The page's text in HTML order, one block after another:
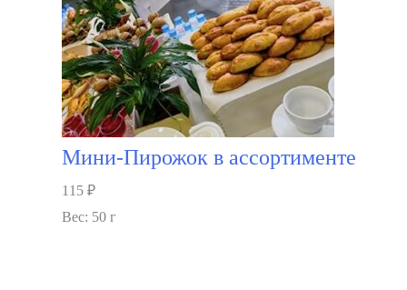
Мини-Пирожок в ассортименте
115 ₽
Вес: 50 г